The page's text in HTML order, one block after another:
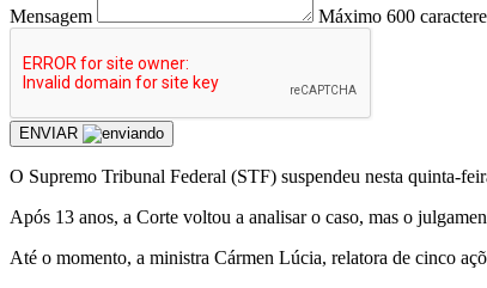
Mensagem Máximo 600
ENVIAR
O Supremo Tribunal Federal (STF) suspendeu nesta quinta-
Após 13 anos, a Corte voltou a analisar o caso, mas o
Até o momento, a ministra Cármen Lúcia, relatora de cinco